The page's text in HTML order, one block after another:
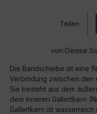
Teilen
von Denise
Die Bandscheibe ist eine
Verbindung zwischen den
Sie besteht aus dem
dem inneren Gallertkern
Gallertkern ist